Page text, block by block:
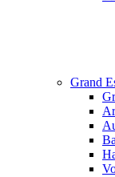
Grand